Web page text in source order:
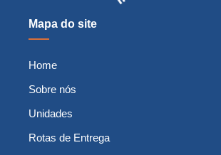
Mapa do site
Home
Sobre nós
Unidades
Rotas de Entrega